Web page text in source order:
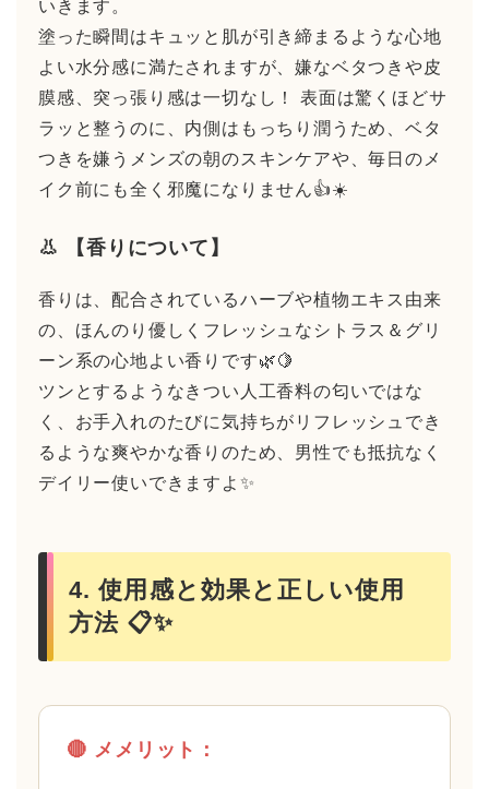
いきます。
塗った瞬間はキュッと肌が引き締まるような心地
よい水分感に満たされますが、嫌なベタつきや皮
膜感、突っ張り感は一切なし！ 表面は驚くほどサ
ラッと整うのに、内側はもっちり潤うため、ベタ
つきを嫌うメンズの朝のスキンケアや、毎日のメ
イク前にも全く邪魔になりません👍☀️
👃 【香りについて】
香りは、配合されているハーブや植物エキス由来
の、ほんのり優しくフレッシュなシトラス＆グリ
ーン系の心地よい香りです🌿🍋
ツンとするようなきつい人工香料の匂いではな
く、お手入れのたびに気持ちがリフレッシュでき
るような爽やかな香りのため、男性でも抵抗なく
デイリー使いできますよ✨
4. 使用感と効果と正しい使用
方法 📋✨
🔴 メメリット：